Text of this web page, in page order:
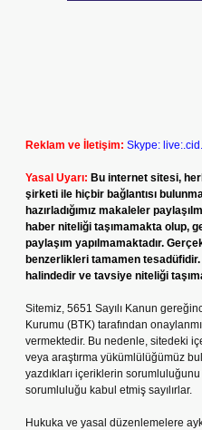
Reklam ve İletişim: Skype:
Yasal Uyarı: Bu internet sitesi,
şirketi ile hiçbir bağlantısı
hazırladığımız makaleler
haber niteliği taşımamakta olup,
paylaşım yapılmamaktadır.
benzerlikleri tamamen
halindedir ve tavsiye niteliği
Sitemiz, 5651 Sayılı Kanun
Kurumu (BTK) tarafından
vermektedir. Bu nedenle, sitedeki
veya araştırma yükümlülüğümüz
yazdıkları içeriklerin
sorumluluğu kabul etmiş sayılırlar.
Hukuka ve yasal düzenlemelere